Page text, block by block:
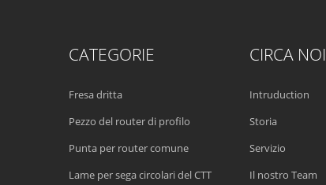
CATEGORIE
Fresa dritta
Pezzo del router di profilo
Punta per router comune
Lame per sega circolari del CTT
CIRCA NOI
Intruduction
Storia
Servizio
Il nostro Team